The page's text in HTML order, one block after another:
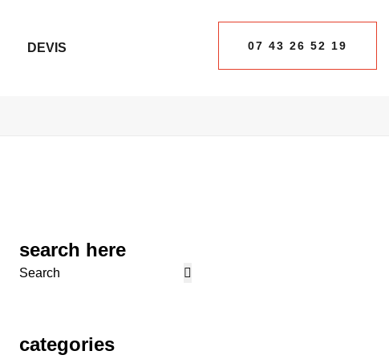
DEVIS
07 43 26 52 19
07 43 26 52 19
search here
categories